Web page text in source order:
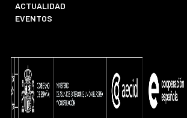
ACTUALIDAD
EVENTOS